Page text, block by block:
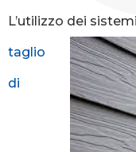
L’utilizzo dei
taglio
di